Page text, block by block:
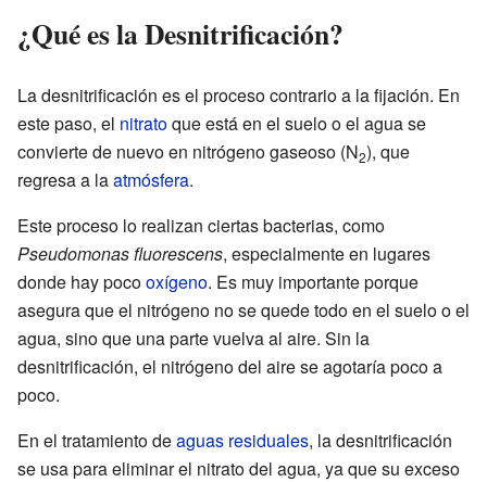
¿Qué es la Desnitrificación?
La desnitrificación es el proceso contrario a la fijación. En
este paso, el nitratoque está en el suelo o el agua se
convierte de nuevo en nitrógeno gaseoso (N2), que
regresa a laatmósfera.
Este proceso lo realizan ciertas bacterias, como
Pseudomonas fluorescens, especialmente en lugares
donde hay pocooxígeno. Es muy importante porque
asegura que el nitrógeno no se quede todo en el suelo o el
agua, sino que una parte vuelva al aire. Sin la
desnitrificación, el nitrógeno del aire se agotaría poco a
poco.
En el tratamiento deaguas residuales, la desnitrificación
se usa para eliminar el nitrato del agua, ya que su exceso